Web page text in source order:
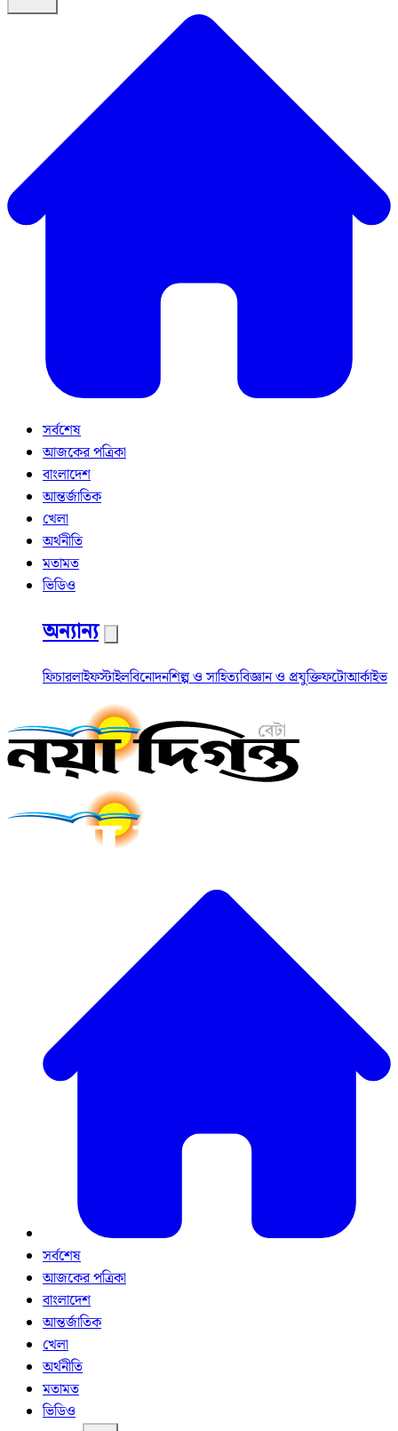
সর্বশেষ
আজকের পত্রিকা
বাংলাদেশ
আন্তর্জাতিক
খেলা
অর্থনীতি
মতামত
ভিডিও
অন্যান্য
ফিচারলাইফস্টাইলবিনোদনশিল্প ও সাহিত্যবিজ্ঞান ও প্রযুক্তিফটোআর্কাইভ
সর্বশেষ
আজকের পত্রিকা
বাংলাদেশ
আন্তর্জাতিক
খেলা
অর্থনীতি
মতামত
ভিডিও